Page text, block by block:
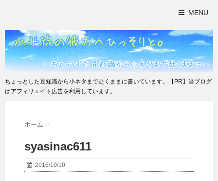
MENU
ちょっとした豆知識から小ネタまで赴くままに書いています。【PR】当ブログ
はアフィリエイト広告を利用しています。
ホーム >
syasinac611
2016/10/10